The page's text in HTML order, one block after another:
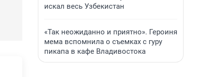
искал весь Узбекистан
«Так неожиданно и приятно». Героиня
мема вспомнила о съемках с гуру
пикапа в кафе Владивостока